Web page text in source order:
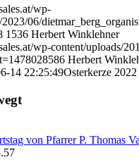
wp-
06/
1536 Herbert Winklehner
wp-content/uploads/
Herbert
14 22:25:49Osterkerze
von Pfarrer P. Thomas